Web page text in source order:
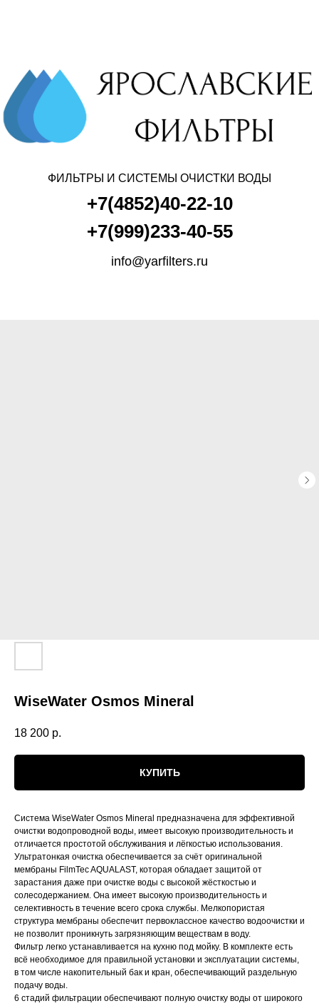
ФИЛЬТРЫ И СИСТЕМЫ ОЧИСТКИ ВОДЫ
+7(4852)40-22-10
+7(999)233-40-55
info@yarfilters.ru
WiseWater Osmos Mineral
18 200 р.
КУПИТЬ
Система WiseWater Osmos Mineral предназначена для эффективной
очистки водопроводной воды, имеет высокую производительность и
отличается простотой обслуживания и лёгкостью использования.
Ультратонкая очистка обеспечивается за счёт оригинальной
мембраны FilmTec AQUALAST, которая обладает защитой от
зарастания даже при очистке воды с высокой жёсткостью и
солесодержанием. Она имеет высокую производительность и
селективность в течение всего срока службы. Мелкопористая
структура мембраны обеспечит первоклассное качество водоочистки и
не позволит проникнуть загрязняющим веществам в воду.
Фильтр легко устанавливается на кухню под мойку. В комплекте есть
всё необходимое для правильной установки и эксплуатации системы,
в том числе накопительный бак и кран, обеспечивающий раздельную
подачу воды.
6 стадий фильтрации обеспечивают полную очистку воды от широкого